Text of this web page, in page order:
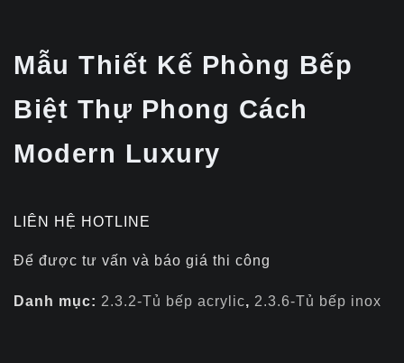
Mẫu Thiết Kế Phòng Bếp
Biệt Thự Phong Cách
Modern Luxury
LIÊN HỆ HOTLINE
Để được tư vấn và báo giá thi công
Danh mục: 2.3.2-Tủ bếp acrylic, 2.3.6-Tủ bếp inox